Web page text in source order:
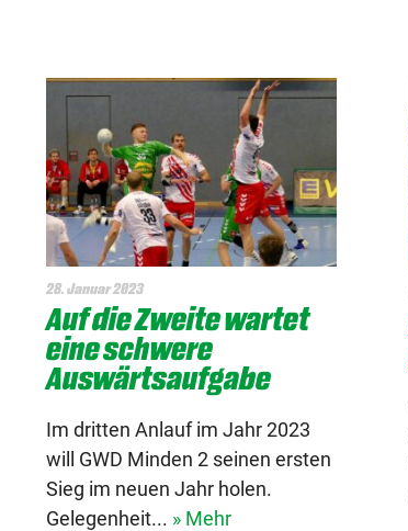
28. Januar 2023
Auf die Zweite wartet
eine schwere
Auswärtsaufgabe
Im dritten Anlauf im Jahr 2023
will GWD Minden 2 seinen ersten
Sieg im neuen Jahr holen.
Gelegenheit... » Mehr